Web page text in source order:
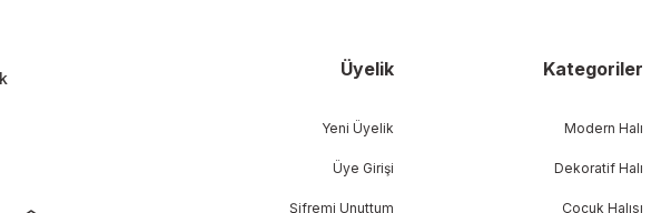
Üyelik
Yeni Üyelik
Üye Girişi
Şifremi Unuttum
Kategoriler
Modern Halı
Dekoratif Halı
Çocuk Halısı